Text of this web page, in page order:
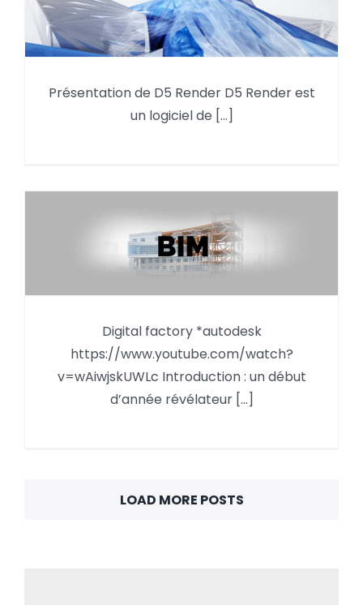
Le plugin D5 pour des rendus
Présentation de D5 Render D5 Render est
un logiciel de [...]
premier trimestre à un enjeu
clé: Mieux exploiter pour mieux
produire
Digital factory *autodesk
https://www.youtube.com/watch?
v=wAiwjskUWLc Introduction : un début
d’année révélateur [...]
LOAD MORE POSTS